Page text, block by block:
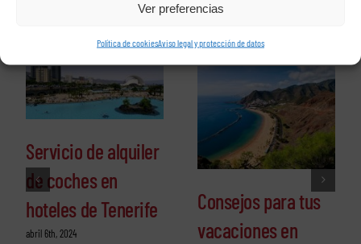
Ver preferencias
Política de cookiesAviso legal y protección de datos
Servicio de alquiler
de coches en
hoteles de Tenerife
abril 6th, 2024
Consejos para tus
vacaciones en